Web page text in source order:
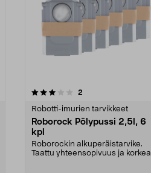
2
Robotti-imurien tarvikkeet
Roborock Pölypussi 2,5l, 6
kpl
Roborockin alkuperäistarvike.
Taattu yhteensopivuus ja korkea
4.5 viidestä